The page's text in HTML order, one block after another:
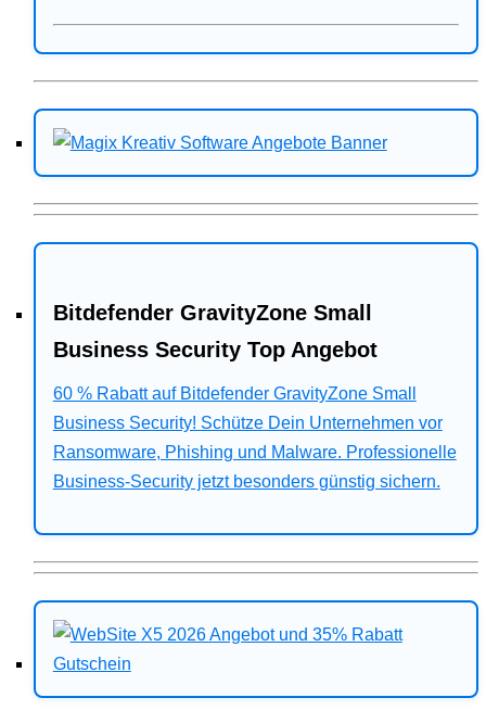
Bitdefender GravityZone Small
Business Security Top Angebot
60 % Rabatt auf Bitdefender GravityZone Small
Business Security! Schütze Dein Unternehmen vor
Ransomware, Phishing und Malware. Professionelle
Business-Security jetzt besonders günstig sichern.